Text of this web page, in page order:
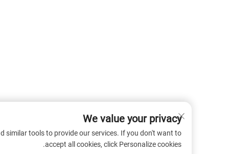
We value your privacy
cookies and similar tools to provide our services. If you don't want to
accept all cookies, click Personalize cookies.